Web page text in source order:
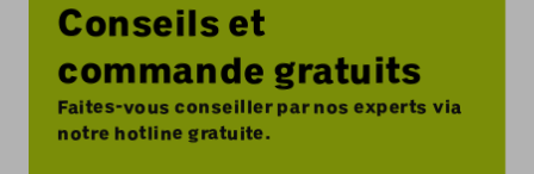
Conseils et
commande gratuits
Faites-vous conseiller par nos experts via
notre hotline gratuite.